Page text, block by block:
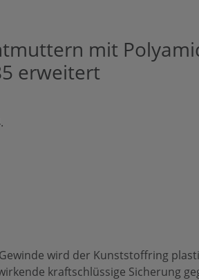
mit
erweitert
wird der Kunststoffring
kraftschlüssige Sicherung